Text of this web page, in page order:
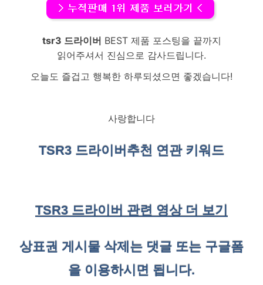
tsr3 드라이버 BEST 제품 포스팅을 끝까지
읽어주셔서 진심으로 감사드립니다.
오늘도 즐겁고 행복한 하루되셨으면 좋겠습니다!
사랑합니다
TSR3 드라이버 추천 연관 키워드
TSR3 드라이버 관련 영상 더 보기
상표권 게시물 삭제는 댓글 또는 구글폼
을 이용하시면 됩니다.